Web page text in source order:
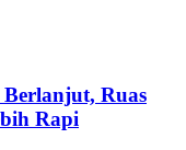
Ruas
Rapi